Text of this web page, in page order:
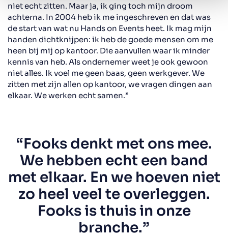
niet echt zitten. Maar ja, ik ging toch mijn droom
achterna. In 2004 heb ik me ingeschreven en dat was
de start van wat nu Hands on Events heet. Ik mag mijn
handen dichtknijpen: ik heb de goede mensen om me
heen bij mij op kantoor. Die aanvullen waar ik minder
kennis van heb. Als ondernemer weet je ook gewoon
niet alles. Ik voel me geen baas, geen werkgever. We
zitten met zijn allen op kantoor, we vragen dingen aan
elkaar. We werken echt samen.”
“Fooks denkt met ons mee.
We hebben echt een band
met elkaar. En we hoeven niet
zo heel veel te overleggen.
Fooks is thuis in onze
branche.”